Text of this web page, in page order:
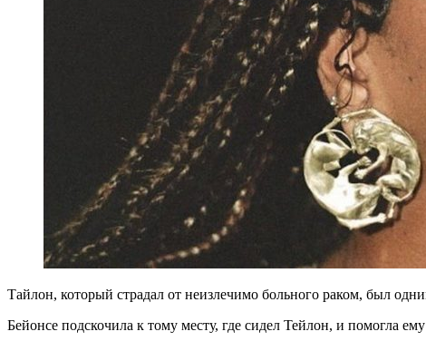
Тайлон, который страдал от неизлечимо больного раком, был
Бейонсе подскочила к тому месту, где сидел Тейлон, и помогла